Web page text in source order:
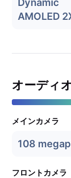
Dynamic
AMOLED
オーディ
メインカメラ
108
フロントカメラ